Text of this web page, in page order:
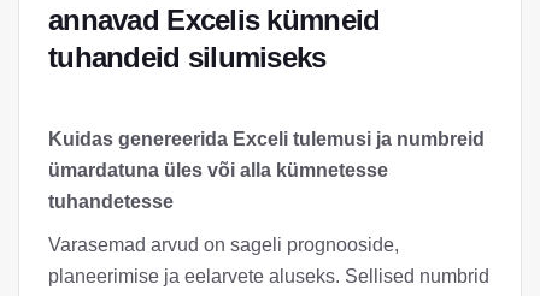
annavad Excelis kümneid
tuhandeid silumiseks
Kuidas genereerida Exceli tulemusi ja numbreid
ümardatuna üles või alla kümnetesse
tuhandetesse
Varasemad arvud on sageli prognooside,
planeerimise ja eelarvete aluseks. Sellised numbrid